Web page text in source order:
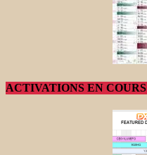
ACTIVATIONS EN COURS